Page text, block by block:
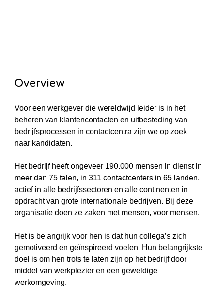
Overview
Voor een werkgever die wereldwijd leider is in het
beheren van klantencontacten en uitbesteding van
bedrijfsprocessen in contactcentra zijn we op zoek
naar kandidaten.
Het bedrijf heeft ongeveer 190.000 mensen in dienst in
meer dan 75 talen, in 311 contactcenters in 65 landen,
actief in alle bedrijfssectoren en alle continenten in
opdracht van grote internationale bedrijven. Bij deze
organisatie doen ze zaken met mensen, voor mensen.
Het is belangrijk voor hen is dat hun collega’s zich
gemotiveerd en geïnspireerd voelen. Hun belangrijkste
doel is om hen trots te laten zijn op het bedrijf door
middel van werkplezier en een geweldige
werkomgeving.